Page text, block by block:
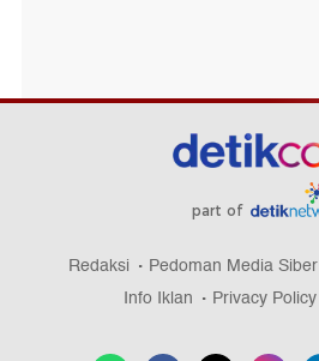
part of
Redaksi Pedoman Media Siber
Info Iklan
Privacy Policy